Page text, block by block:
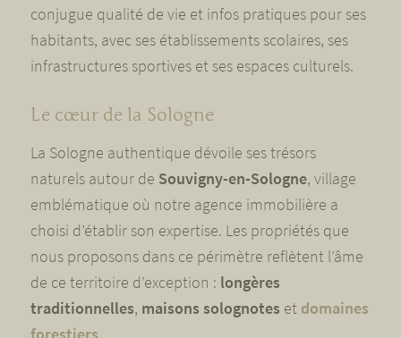
conjugue qualité de vie et infos pratiques pour ses
habitants, avec ses établissements scolaires, ses
infrastructures sportives et ses espaces culturels.
Le cœur de la Sologne
La Sologne authentique dévoile ses trésors
naturels autour de Souvigny-en-Sologne, village
emblématique où notre agence immobilière a
choisi d’établir son expertise. Les propriétés que
nous proposons dans ce périmètre reflètent l’âme
de ce territoire d’exception : longères
traditionnelles, maisons solognotes et domaines
forestiers.